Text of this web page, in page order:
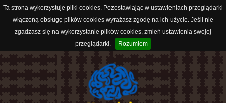
Ta strona wykorzystuje pliki cookies. Pozostawiając w ustawieniach przeglądarki
włączoną obsługę plików cookies wyrażasz zgodę na ich użycie. Jeśli nie
zgadzasz się na wykorzystanie plików cookies, zmień ustawienia swojej
przeglądarki.
Rozumiem